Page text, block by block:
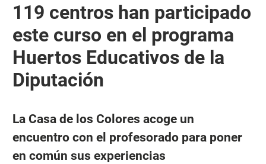
119 centros han participado
este curso en el programa
Huertos Educativos de la
Diputación
La Casa de los Colores acoge un
encuentro con el profesorado para poner
en común sus experiencias